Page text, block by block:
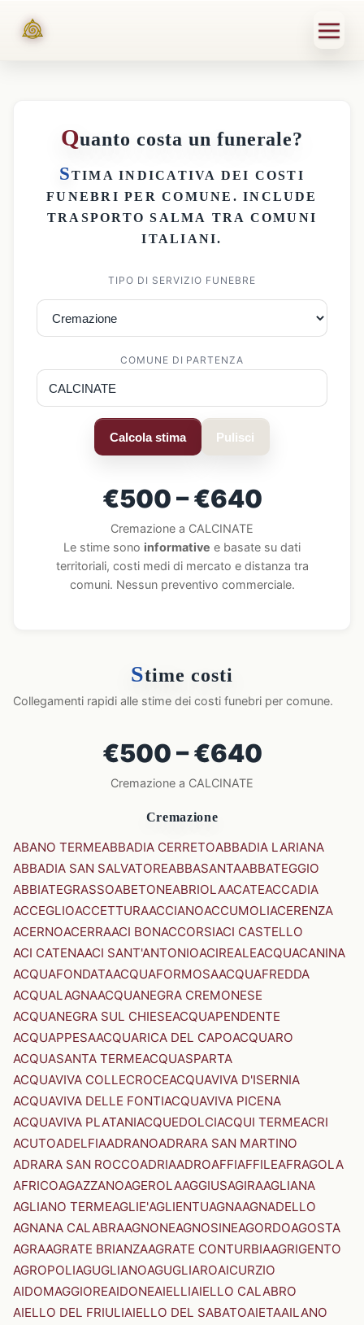
Quanto costa un funerale?
STIMA INDICATIVA DEI COSTI
FUNEBRI PER COMUNE . INCLUDE
TRASPORTO SALMA TRA COMUNI
ITALIANI.
TIPO DI SERVIZIO FUNEBRE
COMUNE DI PARTENZA
Calcola stima Pulisci
€500 – €640
Cremazione a CALCINATE
Le stime sono informative e basate su dati
territoriali, costi medi di mercato e distanza tra
comuni. Nessun preventivo commerciale.
Stime costi
Collegamenti rapidi alle stime dei costi funebri per comune.
€500 – €640
Cremazione a CALCINATE
Cremazione
ABANO TERMEABBADIA CERRETOABBADIA LARIANA
ABBADIA SAN SALVATOREABBASANTAABBATEGGIO
ABBIATEGRASSOABETONEABRIOLAACATEACCADIA
ACCEGLIOACCETTURAACCIANOACCUMOLIACERENZA
ACERNOACERRAACI BONACCORSIACI CASTELLO
ACI CATENAACI SANT'ANTONIOACIREALEACQUACANINA
ACQUAFONDATAACQUAFORMOSAACQUAFREDDA
ACQUALAGNAACQUANEGRA CREMONESE
ACQUANEGRA SUL CHIESEACQUAPENDENTE
ACQUAPPESAACQUARICA DEL CAPOACQUARO
ACQUASANTA TERMEACQUASPARTA
ACQUAVIVA COLLECROCEACQUAVIVA D'ISERNIA
ACQUAVIVA DELLE FONTIACQUAVIVA PICENA
ACQUAVIVA PLATANIACQUEDOLCIACQUI TERMEACRI
ACUTOADELFIAADRANOADRARA SAN MARTINO
ADRARA SAN ROCCOADRIAADROAFFIAFFILEAFRAGOLA
AFRICOAGAZZANOAGEROLAAGGIUSAGIRAAGLIANA
AGLIANO TERMEAGLIE'AGLIENTUAGNAAGNADELLO
AGNANA CALABRAAGNONEAGNOSINEAGORDOAGOSTA
AGRAAGRATE BRIANZAAGRATE CONTURBIAAGRIGENTO
AGROPOLIAGUGLIANOAGUGLIAROAICURZIO
AIDOMAGGIOREAIDONEAIELLIAIELLO CALABRO
AIELLO DEL FRIULIAIELLO DEL SABATOAIETAAILANO